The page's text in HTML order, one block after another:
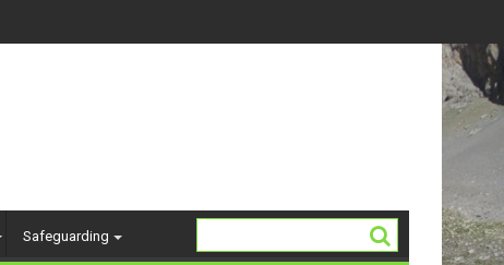
Safeguarding